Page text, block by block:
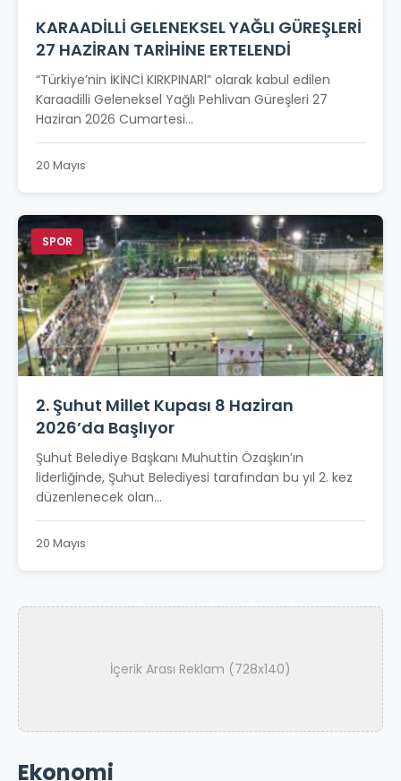
KARAADİLLİ GELENEKSEL YAĞLI GÜREŞLERİ
27 HAZİRAN TARİHİNE ERTELENDİ
“Türkiye’nin İKİNCİ KIRKPINARl” olarak kabul edilen
Karaadilli Geleneksel Yağlı Pehlivan Güreşleri 27
Haziran 2026 Cumartesi...
20 Mayıs
SPOR
2. Şuhut Millet Kupası 8 Haziran
2026’da Başlıyor
Şuhut Belediye Başkanı Muhuttin Özaşkın’ın
liderliğinde, Şuhut Belediyesi tarafından bu yıl 2. kez
düzenlenecek olan...
20 Mayıs
İçerik Arası Reklam (728x140)
Ekonomi